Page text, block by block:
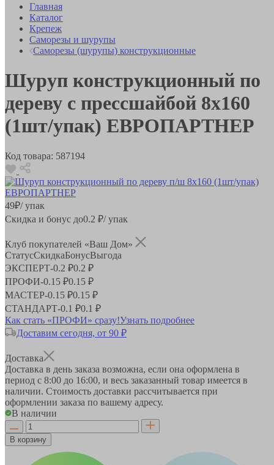
Главная
Каталог
Крепеж
Саморезы и шурупы
Саморезы (шурупы) конструкционные
Шуруп конструкционный по
дереву с прессшайбой 8x160
(1шт/упак) ЕВРОПАРТНЕР
Код товара: 587194
49₽/ упак
Скидка и бонус до0.2 ₽/ упак
Клуб покупателей «Ваш Дом»
СтатусСкидкаБонусВыгода
ЭКСПЕРТ-0.2 ₽0.2 ₽
ПРОФИ-0.15 ₽0.15 ₽
МАСТЕР-0.15 ₽0.15 ₽
СТАНДАРТ-0.1 ₽0.1 ₽
Как стать «ПРОФИ» сразу!Узнать подробнее
Доставим сегодня, от 90 ₽
Доставка
Доставка в день заказа возможна, если она оформлена в
период с 8:00 до 16:00, и весь заказанный товар имеется в
наличии. Стоимость доставки рассчитывается при
оформлении заказа по вашему адресу.
В наличии
В корзину